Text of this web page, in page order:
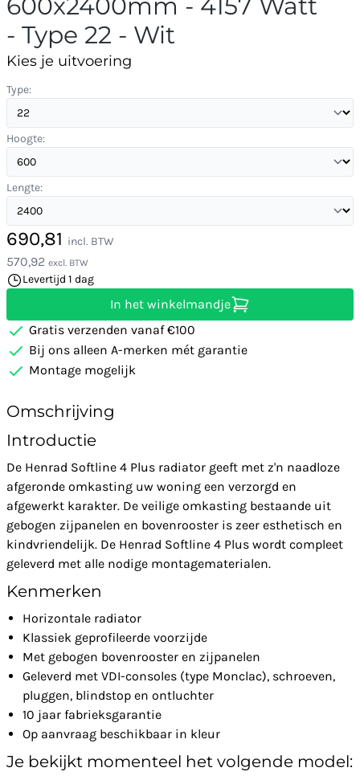
600x2400mm - 4157 Watt
- Type 22 - Wit
Kies je uitvoering
Type:
Hoogte:
Lengte:
690,81 incl. BTW
570,92 excl. BTW
Levertijd 1 dag
In het winkelmandje
Gratis verzenden vanaf €100
Bij ons alleen A-merken mét garantie
Montage mogelijk
Omschrijving
Introductie
De Henrad Softline 4 Plus radiator geeft met z'n naadloze
afgeronde omkasting uw woning een verzorgd en
afgewerkt karakter. De veilige omkasting bestaande uit
gebogen zijpanelen en bovenrooster is zeer esthetisch en
kindvriendelijk. De Henrad Softline 4 Plus wordt compleet
geleverd met alle nodige montagematerialen.
Kenmerken
Horizontale radiator
Klassiek geprofileerde voorzijde
Met gebogen bovenrooster en zijpanelen
Geleverd met VDI-consoles (type Monclac), schroeven,
pluggen, blindstop en ontluchter
10 jaar fabrieksgarantie
Op aanvraag beschikbaar in kleur
Je bekijkt momenteel het volgende model: